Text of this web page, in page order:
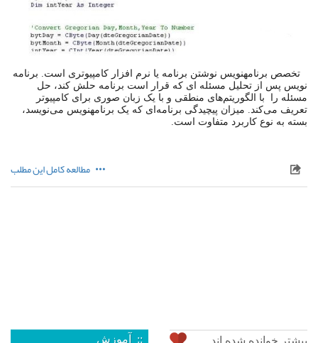
تخصص برنامه​نویس نوشتن برنامه یا نرم افزار کامپیوتری است. برنامه
نویس پس از تحلیل مسئله ای که قرار است برنامه حلش کند، حل
مسئله را با الگوریتم‌های منطقی و با یک زبان صوری برای کامپیوتر
تعریف می‌کند. میزان پیچیدگی برنامه‌ای که یک برنامه​نویس می‌نویسد،
بسته به نوع کاربرد متفاوت است.
مطالعه کامل این مطلب
بیشتر خوانده شده اند :: آموزش